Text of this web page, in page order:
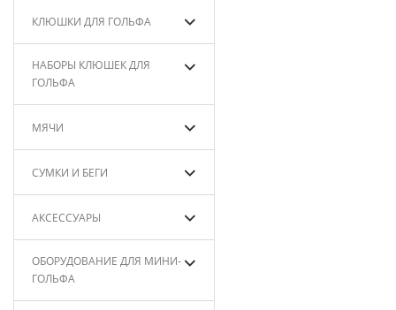
КЛЮШКИ ДЛЯ ГОЛЬФА
НАБОРЫ КЛЮШЕК ДЛЯ
ГОЛЬФА
МЯЧИ
СУМКИ И БЕГИ
АКСЕССУАРЫ
ОБОРУДОВАНИЕ ДЛЯ МИНИ-
ГОЛЬФА